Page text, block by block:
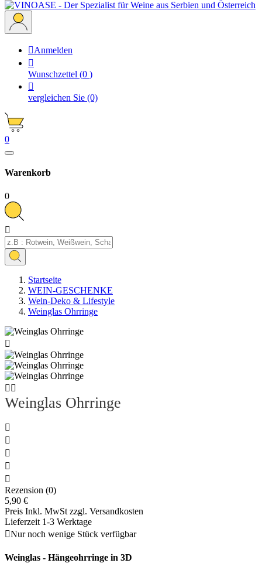
Anmelden

Wunschzettel (0 )

vergleichen Sie (0)
0
Warenkorb
0

Startseite
WEIN-GESCHENKE
Wein‑Deko & Lifestyle
Weinglas Ohrringe

 
Weinglas Ohrringe





Rezension (0)
5,90 €
Preis Inkl. MwSt zzgl. Versandkosten
Lieferzeit 1-3 Werktage
Nur noch wenige Stück verfügbar
Weinglas - Hängeohrringe in 3D